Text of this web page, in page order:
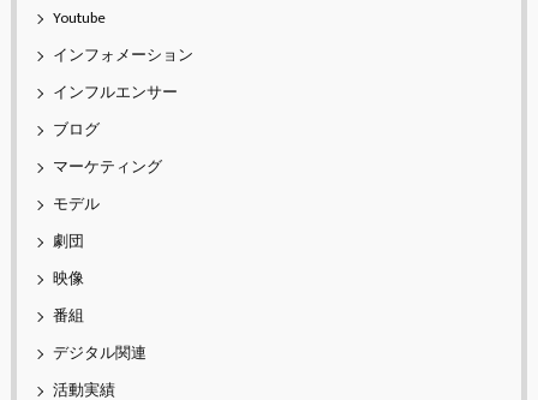
Youtube
インフォメーション
インフルエンサー
ブログ
マーケティング
モデル
劇団
映像
番組
デジタル関連
活動実績